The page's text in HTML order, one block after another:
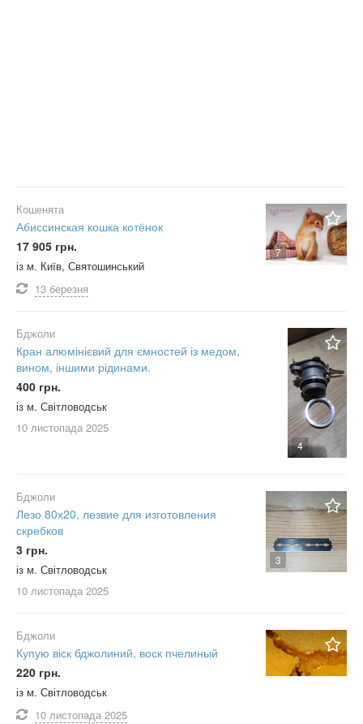
7
Кошенята
Абиссинская кошка котёнок
17 905 грн.
із м. Київ, Святошинський
13 березня
4
Бджоли
Кран алюмінієвий для ємностей із медом,
вином, іншими рідинами.
400 грн.
із м. Світловодськ
10 листопада 2025
3
Бджоли
Лезо 80х20, лезвие для изготовления
скребков
3 грн.
із м. Світловодськ
10 листопада 2025
Бджоли
Купую віск бджолиний, воск пчелиный
220 грн.
із м. Світловодськ
10 листопада 2025